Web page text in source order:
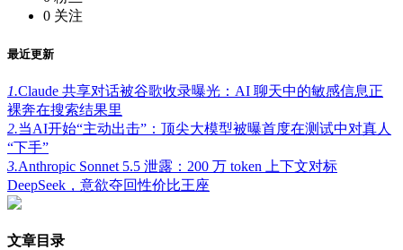
0 关注
最近更新
1.Claude 共享对话被谷歌收录曝光：AI 聊天中的敏感信息正
裸奔在搜索结果里
2.当AI开始“主动出击”：顶尖大模型被曝首度在测试中对真人
“下手”
3.Anthropic Sonnet 5.5 泄露：200 万 token 上下文对标
DeepSeek，意欲夺回性价比王座
文章目录